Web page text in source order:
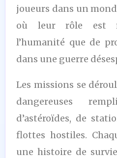
joueurs dans un
où leur rôle est
l’humanité que de
dans une guerre
Les missions se
dangereuses
d’astéroïdes, de
flottes hostiles.
une histoire de